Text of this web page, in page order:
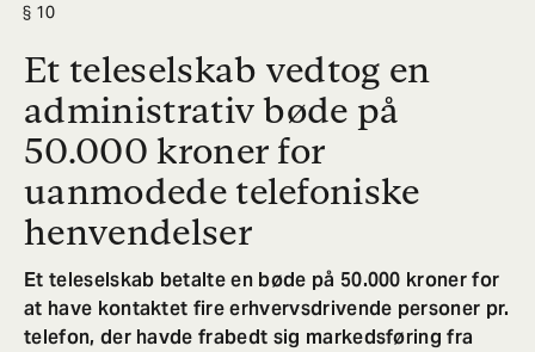
10
Et teleselskab vedtog en
administrativ bøde på
50.000 kroner for
uanmodede telefoniske
henvendelser
Et teleselskab betalte en bøde på 50.000 kroner for
at have kontaktet fire erhvervsdrivende personer pr.
telefon, der havde frabedt sig markedsføring fra